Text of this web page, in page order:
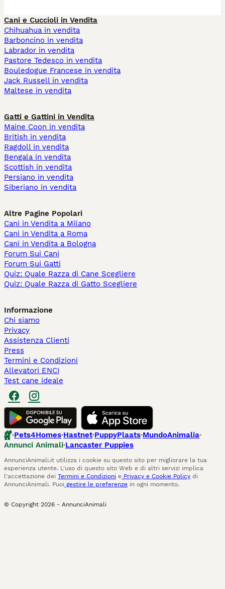
Cani e Cuccioli in Vendita
Chihuahua in vendita
Barboncino in vendita
Labrador in vendita
Pastore Tedesco in vendita
Bouledogue Francese in vendita
Jack Russell in vendita
Maltese in vendita
Gatti e Gattini in Vendita
Maine Coon in vendita
British in vendita
Ragdoll in vendita
Bengala in vendita
Scottish in vendita
Persiano in vendita
Siberiano in vendita
Altre Pagine Popolari
Cani in Vendita a Milano
Cani in Vendita a Roma
Cani in Vendita a Bologna
Forum Sui Cani
Forum Sui Gatti
Quiz: Quale Razza di Cane Scegliere
Quiz: Quale Razza di Gatto Scegliere
Informazione
Chi siamo
Privacy
Assistenza Clienti
Press
Termini e Condizioni
Allevatori ENCI
Test cane ideale
Pets4Homes Hastnet PuppyPlaats MundoAnimalia
Annunci Animali Lancaster Puppies
AnnunciAnimali.it utilizza i cookie su questo sito per migliorare la tua
esperienza utente. L'uso di questo sito Web e di altri servizi implica
l'accettazione dei Termini e Condizioni e Privacy e Cookie Policy di
AnnunciAnimali. Puoi gestire le preferenze in ogni momento.
© Copyright 2026 - AnnunciAnimali